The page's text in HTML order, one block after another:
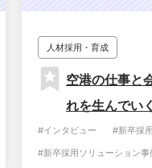
人材採用・育成
空港の仕事と
れを生んでいく
#インタビュー #新卒採用
#新卒採用ソリューション事